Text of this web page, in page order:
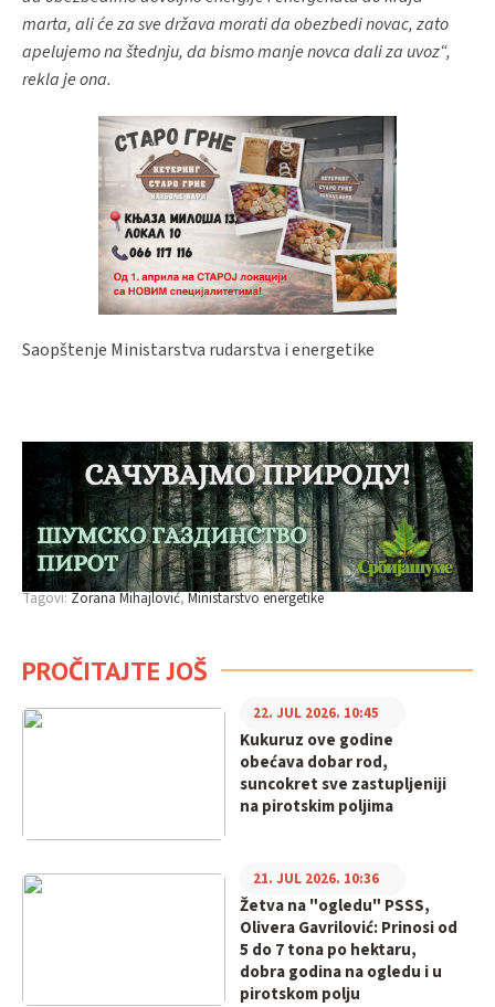
marta, ali će za sve država morati da obezbedi novac, zato
apelujemo na štednju, da bismo manje novca dali za uvoz“,
rekla je ona.
Saopštenje Ministarstva rudarstva i energetike
Tagovi:Zorana Mihajlović Ministarstvo energetike
PROČITAJTE JOŠ
Kukuruz ove godine
obećava dobar rod,
suncokret sve zastupljeniji
na pirotskim poljima
22. JUL 2026. 10:45
Žetva na "ogledu" PSSS,
Olivera Gavrilović: Prinosi od
5 do 7 tona po hektaru,
dobra godina na ogledu i u
pirotskom polju
21. JUL 2026. 10:36